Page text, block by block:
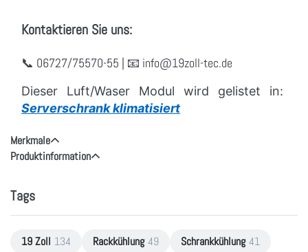
Kontaktieren Sie uns:
📞 06727/75570-55 | 📧 info@19zoll-tec.de
Dieser Luft/Waser Modul wird gelistet in:
Serverschrank klimatisiert
Merkmale
Produktinformation
Tags
19 Zoll 134 Rackkühlung 49 Schrankkühlung 41